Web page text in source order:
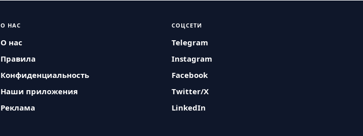
О НАС
О нас
Правила
Конфиденциальность
Наши приложения
Реклама
СОЦСЕТИ
Telegram
Instagram
Facebook
Twitter/X
LinkedIn